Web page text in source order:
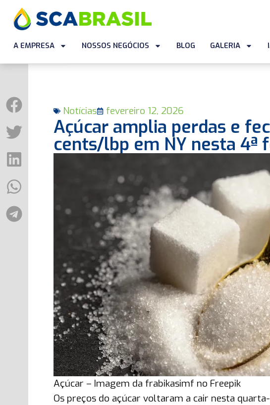
A EMPRESA NOSSOS NEGÓCIOS BLOG GALERIA
Notícias fevereiro 12, 2026
Açúcar amplia perdas e
cents/lbp em NY nesta 4ª
Açúcar – Imagem da frabikasimf no Freepik
Os preços do açúcar voltaram a cair nesta